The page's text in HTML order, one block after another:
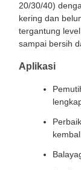
20/30/40)
kering dan
tergantung
sampai bersih
Aplikasi